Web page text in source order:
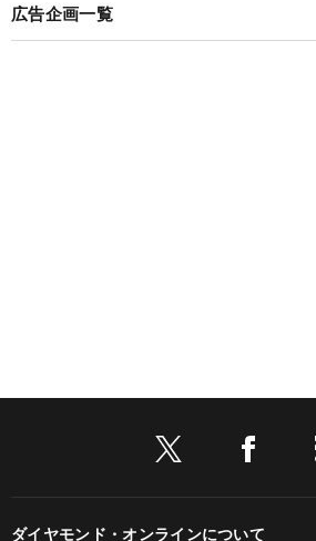
広告企画一覧
ダイヤモンド・オンラインについて